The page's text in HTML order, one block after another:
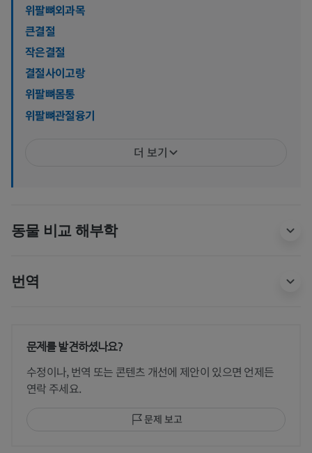
위팔뼈외과목
큰결절
작은결절
결절사이고랑
위팔뼈몸통
위팔뼈관절융기
더 보기
동물 비교 해부학
번역
문제를 발견하셨나요?
수정이나, 번역 또는 콘텐츠 개선에 제안이 있으면 언제든
연락 주세요.
문제 보고